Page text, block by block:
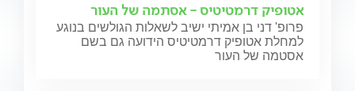
אטופיק דרמטיטיס - אסתמה של העור
פרופ' דני בן אמיתי ישיב לשאלות הגולשים בנוגע
למחלת אטופיק דרמטיטיס הידועה גם בשם
אסטמה של העור